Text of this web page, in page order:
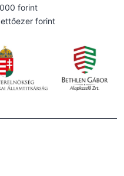
forint
forint